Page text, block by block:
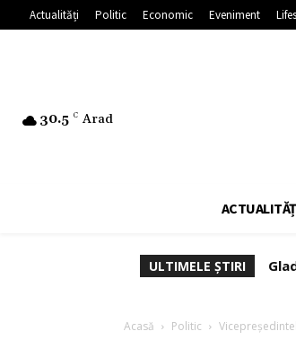
Actualități Politic Economic Eveniment
30.5 C Arad
ULTIMELE ȘTIRI
Acasă Politic